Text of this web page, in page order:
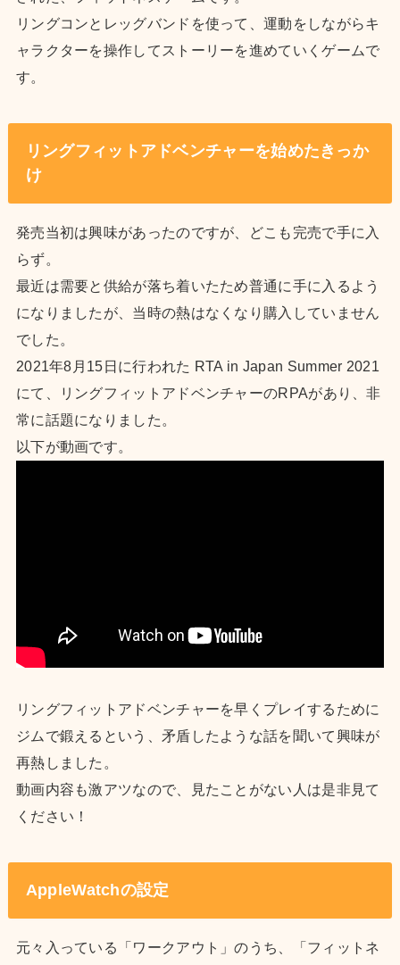
リングコンとレッグバンドを使って、運動をしながらキ
ャラクターを操作してストーリーを進めていくゲームで
す。
リングフィットアドベンチャーを始めたきっか
け
発売当初は興味があったのですが、どこも完売で手に入
らず。
最近は需要と供給が落ち着いたため普通に手に入るよう
になりましたが、当時の熱はなくなり購入していません
でした。
2021年8月15日に行われた RTA in Japan Summer 2021
にて、リングフィットアドベンチャーのRPAがあり、非
常に話題になりました。
以下が動画です。
リングフィットアドベンチャーを早くプレイするために
ジムで鍛えるという、矛盾したような話を聞いて興味が
再熱しました。
動画内容も激アツなので、見たことがない人は是非見て
ください！
AppleWatchの設定
元々入っている「ワークアウト」のうち、「フィットネ